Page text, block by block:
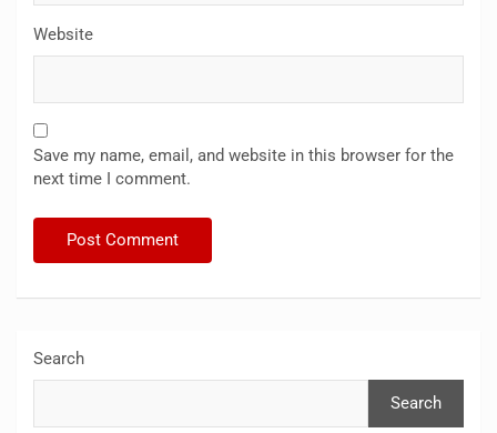
Website
Save my name, email, and website in this browser for the
next time I comment.
Search
Search